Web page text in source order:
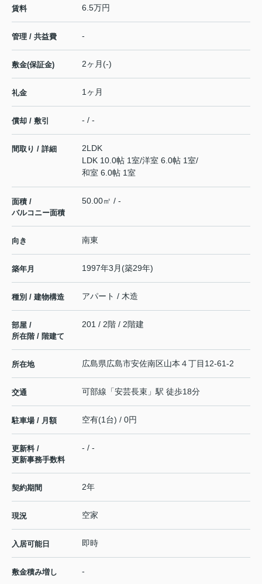
賃料 6.5万円
管理 / 共益費 -
敷金(保証金) 2ヶ月(-)
礼金 1ヶ月
償却 / 敷引 - / -
間取り / 詳細
2LDK
LDK 10.0帖 1室/洋室 6.0帖 1室/
和室 6.0帖 1室
面積 /
バルコニー面積
50.00㎡ / -
向き 南東
築年月 1997年3月(築29年)
種別 / 建物構造 アパート / 木造
部屋 /
所在階 / 階建て
201 / 2階 / 2階建
所在地 広島県広島市安佐南区山本 ４丁目12-61-2
交通 可部線 「安芸長束 」駅 徒歩18分
駐車場 / 月額 空有(1台) / 0円
更新料 /
更新事務手数料
- / -
契約期間 2年
現況 空家
入居可能日 即時
敷金積み増し -